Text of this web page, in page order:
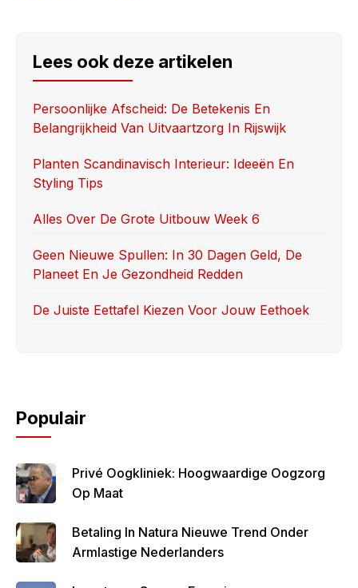
e
b
o
o
k
o
d
o
n
e
Lees ook deze artikelen
Persoonlijke Afscheid: De Betekenis En
Belangrijkheid Van Uitvaartzorg In Rijswijk
Planten Scandinavisch Interieur: Ideeën En
Styling Tips
Alles Over De Grote Uitbouw Week 6
Geen Nieuwe Spullen: In 30 Dagen Geld, De
Planeet En Je Gezondheid Redden
De Juiste Eettafel Kiezen Voor Jouw Eethoek
Populair
Privé Oogkliniek: Hoogwaardige Oogzorg
Op Maat
Betaling In Natura Nieuwe Trend Onder
Armlastige Nederlanders